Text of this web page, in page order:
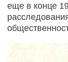
еще в конце